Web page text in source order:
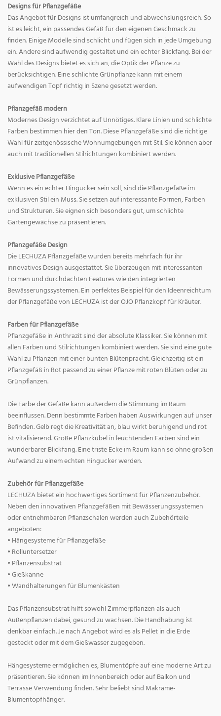
Designs für Pflanzgefäße
Das Angebot für Designs ist umfangreich und abwechslungsreich. So
ist es leicht, ein passendes Gefäß für den eigenen Geschmack zu
finden. Einige Modelle sind schlicht und fügen sich in jede Umgebung
ein. Andere sind aufwendig gestaltet und ein echter Blickfang. Bei der
Wahl des Designs bietet es sich an, die Optik der Pflanze zu
berücksichtigen. Eine schlichte Grünpflanze kann mit einem
aufwendigen Topf richtig in Szene gesetzt werden.
Pflanzgefäß modern
Modernes Design verzichtet auf Unnötiges. Klare Linien und schlichte
Farben bestimmen hier den Ton. Diese Pflanzgefäße sind die richtige
Wahl für zeitgenössische Wohnumgebungen mit Stil. Sie können aber
auch mit traditionellen Stilrichtungen kombiniert werden.
Exklusive Pflanzgefäße
Wenn es ein echter Hingucker sein soll, sind die Pflanzgefäße im
exklusiven Stil ein Muss. Sie setzen auf interessante Formen, Farben
und Strukturen. Sie eignen sich besonders gut, um schlichte
Gartengewächse zu präsentieren.
Pflanzgefäße Design
Die LECHUZA Pflanzgefäße wurden bereits mehrfach für ihr
innovatives Design ausgestattet. Sie überzeugen mit interessanten
Formen und durchdachten Features wie den integrierten
Bewässerungssystemen. Ein perfektes Beispiel für den Ideenreichtum
der Pflanzgefäße von LECHUZA ist der OJO Pflanzkopf für Kräuter.
Farben für Pflanzgefäße
Pflanzgefäße in Anthrazit sind der absolute Klassiker. Sie können mit
allen Farben und Stilrichtungen kombiniert werden. Sie sind eine gute
Wahl zu Pflanzen mit einer bunten Blütenpracht. Gleichzeitig ist ein
Pflanzgefäß in Rot passend zu einer Pflanze mit roten Blüten oder zu
Grünpflanzen.
Die Farbe der Gefäße kann außerdem die Stimmung im Raum
beeinflussen. Denn bestimmte Farben haben Auswirkungen auf unser
Befinden. Gelb regt die Kreativität an, blau wirkt beruhigend und rot
ist vitalisierend. Große Pflanzkübel in leuchtenden Farben sind ein
wunderbarer Blickfang. Eine triste Ecke im Raum kann so ohne großen
Aufwand zu einem echten Hingucker werden.
Zubehör für Pflanzgefäße
LECHUZA bietet ein hochwertiges Sortiment für Pflanzenzubehör.
Neben den innovativen Pflanzgefäßen mit Bewässerungssystemen
oder entnehmbaren Pflanzschalen werden auch Zubehörteile
angeboten:
• Hängesysteme für Pflanzgefäße
• Rolluntersetzer
• Pflanzensubstrat
• Gießkanne
• Wandhalterungen für Blumenkästen
Das Pflanzensubstrat hilft sowohl Zimmerpflanzen als auch
Außenpflanzen dabei, gesund zu wachsen. Die Handhabung ist
denkbar einfach. Je nach Angebot wird es als Pellet in die Erde
gesteckt oder mit dem Gießwasser zugegeben.
Hängesysteme ermöglichen es, Blumentöpfe auf eine moderne Art zu
präsentieren. Sie können im Innenbereich oder auf Balkon und
Terrasse Verwendung finden. Sehr beliebt sind Makrame-
Blumentopfhänger.